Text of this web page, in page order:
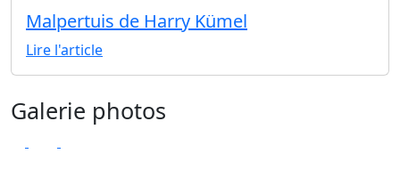
Malpertuis de Harry Kümel
Lire l'article
Galerie photos